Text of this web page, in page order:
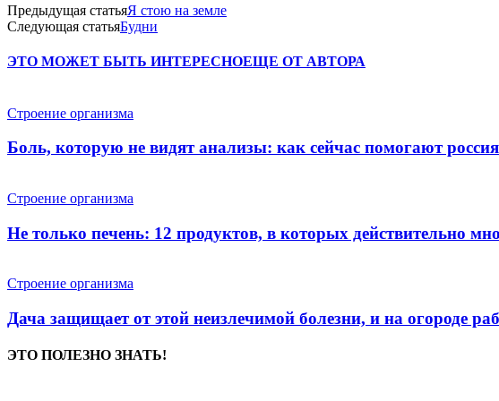
Предыдущая статьяЯ стою на земле
Следующая статьяБудни
ЭТО МОЖЕТ БЫТЬ ИНТЕРЕСНОЕЩЕ ОТ АВТОРА
Строение организма
Боль, которую не видят анализы: как сейчас помогают
Строение организма
Не только печень: 12 продуктов, в которых действительно
Строение организма
Дача защищает от этой неизлечимой болезни, и на огороде
ЭТО ПОЛЕЗНО ЗНАТЬ!